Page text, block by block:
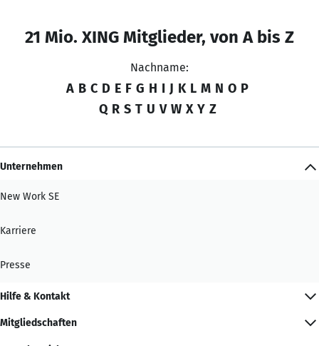
21 Mio. XING Mitglieder, von A bis Z
Nachname:
A B C D E F G H I J K L M N O P
Q R S T U V W X Y Z
Unternehmen
New Work SE
Karriere
Presse
Hilfe & Kontakt
Mitgliedschaften